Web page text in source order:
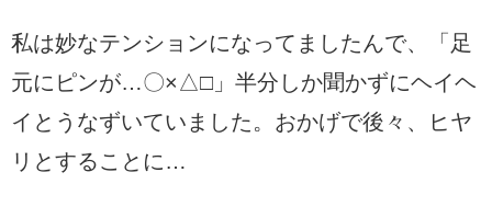
私は妙なテンションになってましたんで、「足
元にピンが…〇×△□」半分しか聞かずにヘイヘ
イとうなずいていました。おかげで後々、ヒヤ
リとすることに…